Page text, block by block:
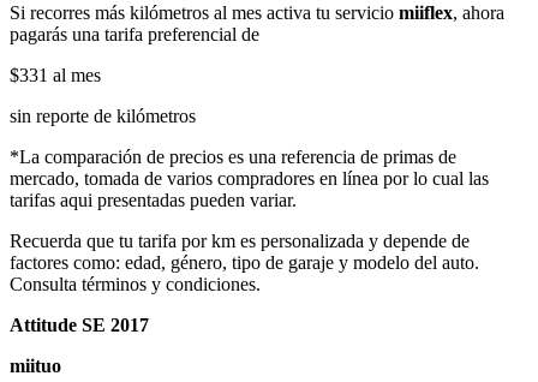
Si recorres más kilómetros al mes activa tu servicio miiflex, ahora
pagarás una tarifa preferencial de
$331 al mes
sin reporte de kilómetros
*La comparación de precios es una referencia de primas de
mercado, tomada de varios compradores en línea por lo cual las
tarifas aqui presentadas pueden variar.
Recuerda que tu tarifa por km es personalizada y depende de
factores como: edad, género, tipo de garaje y modelo del auto.
Consulta términos y condiciones.
Attitude SE 2017
miituo